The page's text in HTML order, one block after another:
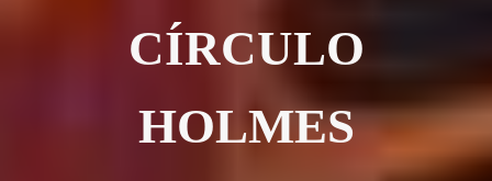
CÍRCULO
HOLMES